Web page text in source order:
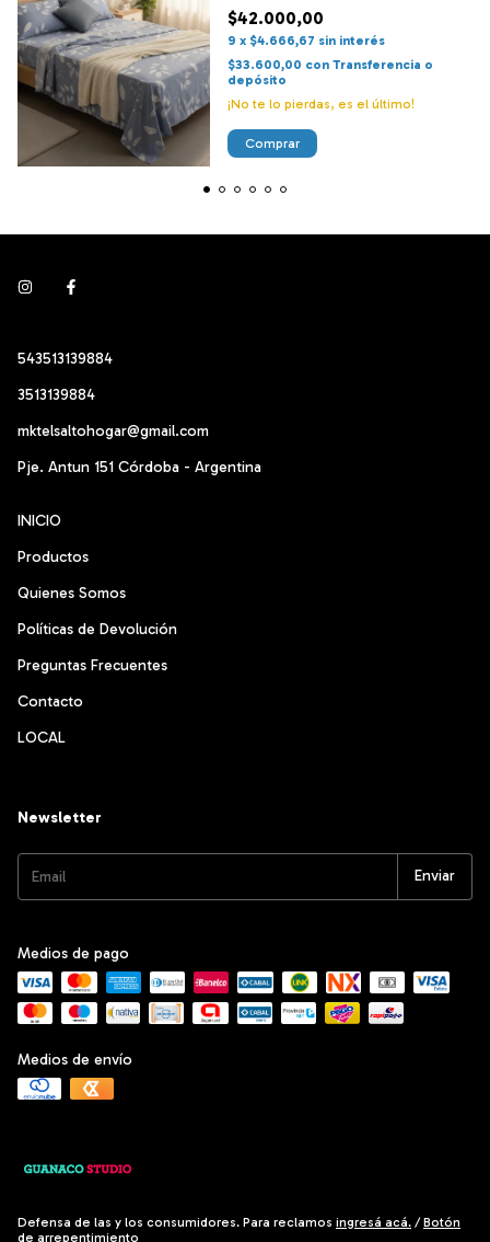
$42.000,00
9 x $4.666,67 sin interés
$33.600,00 con Transferencia o
depósito
¡No te lo pierdas, es el último!
Comprar
543513139884
3513139884
mktelsaltohogar@gmail.com
Pje. Antun 151 Córdoba - Argentina
INICIO
Productos
Quienes Somos
Políticas de Devolución
Preguntas Frecuentes
Contacto
LOCAL
Newsletter
Medios de pago
Medios de envío
Defensa de las y los consumidores. Para reclamos ingresá acá. / Botón
de arrepentimiento